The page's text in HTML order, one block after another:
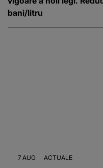
bani/litru
7 AUG ACTUALE